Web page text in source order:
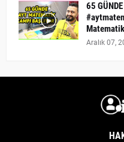
65
Matematik
Aralık 07,